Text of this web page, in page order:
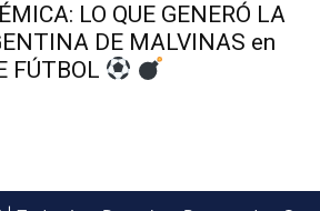
LO QUE GENERÓ LA
DE MALVINAS en
FÚTBOL